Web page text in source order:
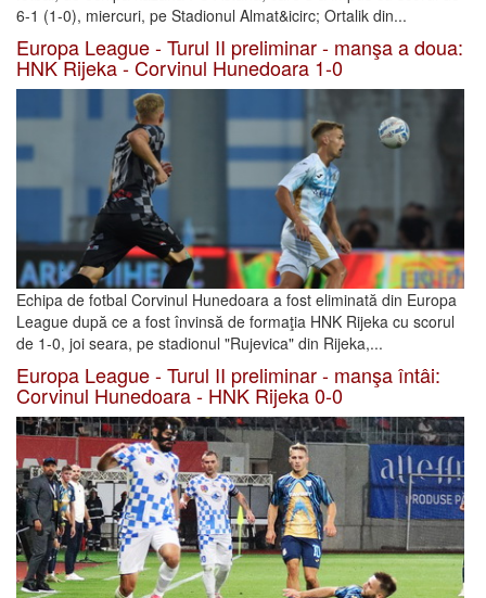
6-1 (1-0), miercuri, pe Stadionul Almat&icirc; Ortalik din...
Europa League - Turul II preliminar - manşa a doua:
HNK Rijeka - Corvinul Hunedoara 1-0
Echipa de fotbal Corvinul Hunedoara a fost eliminată din Europa
League după ce a fost învinsă de formaţia HNK Rijeka cu scorul
de 1-0, joi seara, pe stadionul "Rujevica" din Rijeka,...
Europa League - Turul II preliminar - manşa întâi:
Corvinul Hunedoara - HNK Rijeka 0-0